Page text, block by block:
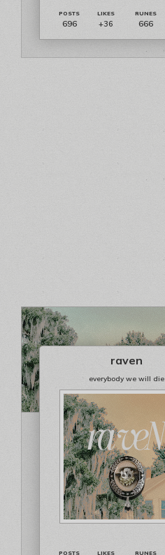
696 +36 666
raven
everybody we will die